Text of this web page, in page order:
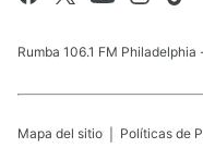
Rumba 106.1 FM
Mapa del sitio Políticas de